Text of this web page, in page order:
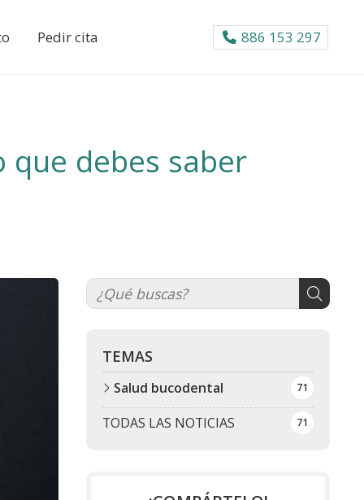
Pedir cita 886 153 297
que debes saber
TEMAS
TODAS LAS NOTICIAS 71
Salud bucodental 71